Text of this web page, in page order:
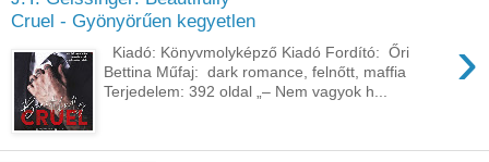
Cruel - Gyönyörűen kegyetlen
›
Kiadó: Könyvmolyképző Kiadó Fordító: Őri
Bettina Műfaj: dark romance, felnőtt, maffia
Terjedelem: 392 oldal „– Nem vagyok h...